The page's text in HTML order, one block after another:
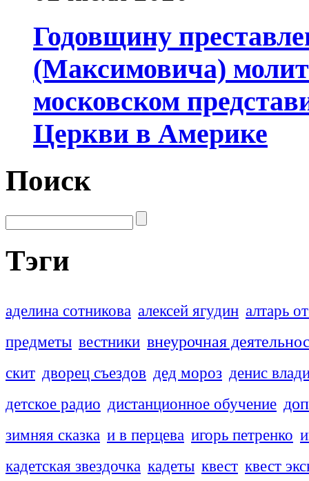
Годовщину
(Максимовича)
московском
Церкви в Америке
Поиск
Тэги
аделина сотникова алексей ягудин алтарь
предметы вестники внеурочная
скит дворец съездов дед мороз денис
детское радио дистанционное обучение
зимняя сказка и в перцева игорь петренко
кадетская звездочка кадеты квест квест